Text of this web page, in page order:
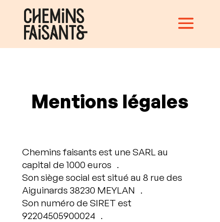
Mentions légales
Chemins faisants est une SARL au
capital de 1000 euros .
Son siège social est situé au 8 rue des
Aiguinards 38230 MEYLAN .
Son numéro de SIRET est
92204505900024 .